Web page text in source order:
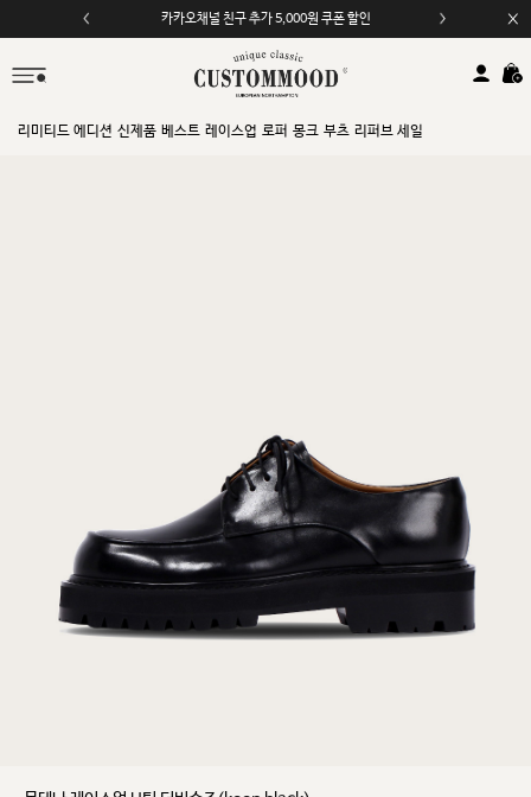
카카오채널 친구 추가 5,000원 쿠폰 할인
리미티드 에디션 신제품 베스트 레이스업 로퍼 몽크 부츠 리퍼브 세일